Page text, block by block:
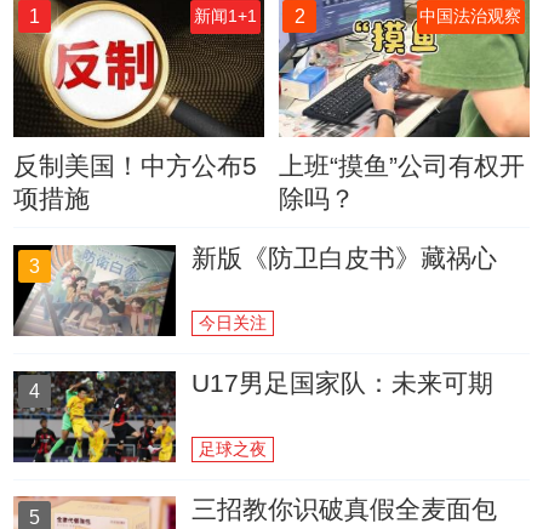
1 新闻1+1
反制美国！中方公布5
项措施
2 中国法治观察
上班“摸鱼”公司有权开
除吗？
3 新版《防卫白皮书》藏祸心
今日关注
4 U17男足国家队：未来可期
足球之夜
5 三招教你识破真假全麦面包